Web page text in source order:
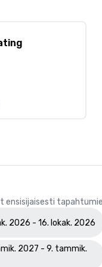
2026 - 16. lokak. 2026
2027 - 9. tammik.